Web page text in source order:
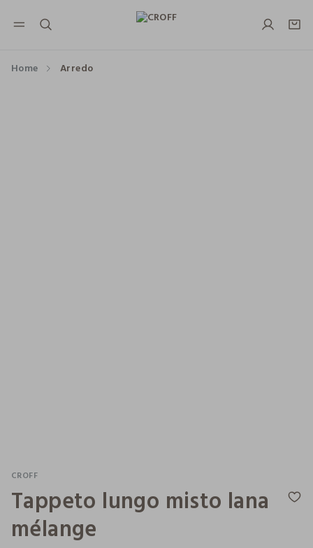
NAVIGATION.ARIA.GOTOMAINCONTENT
Home Arredo
CROFF
Tappeto lungo misto lana
mélange